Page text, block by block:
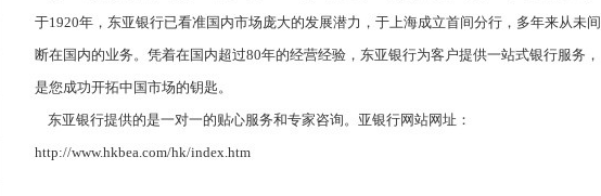
于1920年，东亚银行已看准国内市场庞大的发展潜力，于上海成立首间分行，多年来从未间
断在国内的业务。凭着在国内超过80年的经营经验，东亚银行为客户提供一站式银行服务，
是您成功开拓中国市场的钥匙。
东亚银行提供的是一对一的贴心服务和专家咨询。 亚银行网站网址：
http://www.hkbea.com/hk/index.htm